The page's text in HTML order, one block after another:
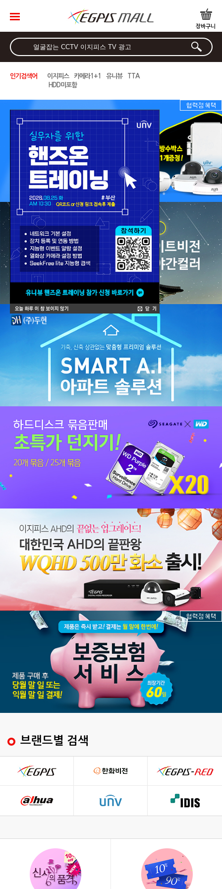
마이페
이지
찜하기
브랜드별 검색
All In One
WQHD/QHD/AHD 시리
HD-TVI/CVI 시리즈
HD-SDI/EX-SDI 시리즈
SD 시리즈
주변기기
묶음할인
신상할인
덤핑존
장바구니
인기검색어 이지피스 카메라1+1 유니뷰
TTA
HDD미포함
브랜드별 검색